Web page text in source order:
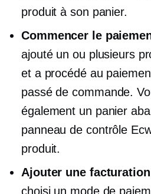
produit à son panier.
Commencer le
ajouté un ou plusieurs
et a procédé au
passé de commande.
également un panier
panneau de contrôle
produit.
Ajouter une facturation
choisi un mode de